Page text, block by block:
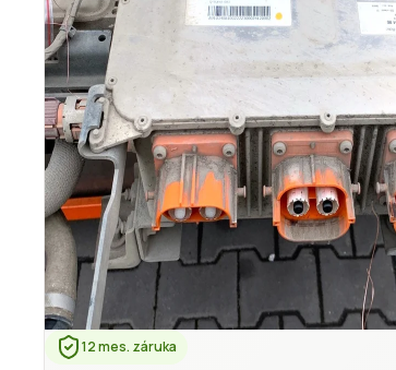
12 mes. záruka